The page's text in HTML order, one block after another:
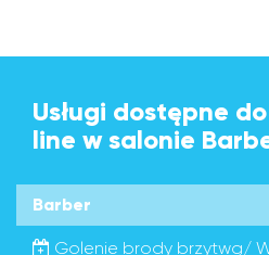
Usługi dostępne
line w salonie
Barber
Golenie brody brzytwą/